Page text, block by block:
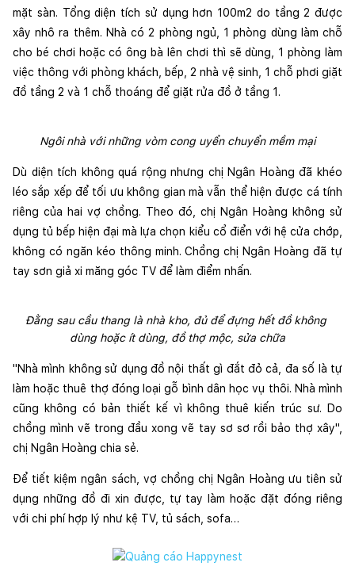
mặt sàn. Tổng diện tích sử dụng hơn 100m2 do tầng 2 được
xây nhô ra thêm. Nhà có 2 phòng ngủ, 1 phòng dùng làm chỗ
cho bé chơi hoặc có ông bà lên chơi thì sẽ dùng, 1 phòng làm
việc thông với phòng khách, bếp, 2 nhà vệ sinh, 1 chỗ phơi giặt
đồ tầng 2 và 1 chỗ thoáng để giặt rửa đồ ở tầng 1.
Ngôi nhà với những vòm cong uyển chuyển mềm mại
Dù diện tích không quá rộng nhưng chị Ngân Hoàng đã khéo
léo sắp xếp để tối ưu không gian mà vẫn thể hiện được cá tính
riêng của hai vợ chồng. Theo đó, chị Ngân Hoàng không sử
dụng tủ bếp hiện đại mà lựa chọn kiểu cổ điển với hệ cửa chớp,
không có ngăn kéo thông minh. Chồng chị Ngân Hoàng đã tự
tay sơn giả xi măng góc TV để làm điểm nhấn.
Đằng sau cầu thang là nhà kho, đủ để đựng hết đồ không
dùng hoặc ít dùng, đồ thợ mộc, sửa chữa
"Nhà mình không sử dụng đồ nội thất gì đắt đỏ cả, đa số là tự
làm hoặc thuê thợ đóng loại gỗ bình dân học vụ thôi. Nhà mình
cũng không có bản thiết kế vì không thuê kiến trúc sư. Do
chồng mình vẽ trong đầu xong vẽ tay sơ sơ rồi bảo thợ xây",
chị Ngân Hoàng chia sẻ.
Để tiết kiệm ngân sách, vợ chồng chị Ngân Hoàng ưu tiên sử
dụng những đồ đi xin được, tự tay làm hoặc đặt đóng riêng
với chi phí hợp lý như kệ TV, tủ sách, sofa…